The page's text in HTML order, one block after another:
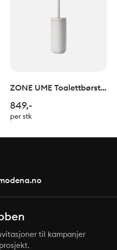
ZONE UME Toalettbørste
849,-
per stk
til kampanjer